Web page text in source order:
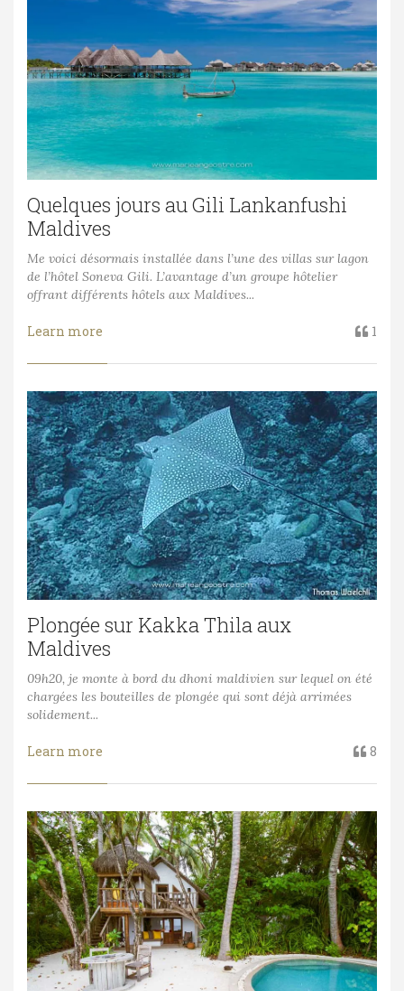
Quelques jours au Gili Lankanfushi
Maldives
Me voici désormais installée dans l’une des villas sur lagon
de l’hôtel Soneva Gili. L’avantage d’un groupe hôtelier
offrant différents hôtels aux Maldives...
Learn more 1
Plongée sur Kakka Thila aux
Maldives
09h20, je monte à bord du dhoni maldivien sur lequel on été
chargées les bouteilles de plongée qui sont déjà arrimées
solidement...
Learn more 8